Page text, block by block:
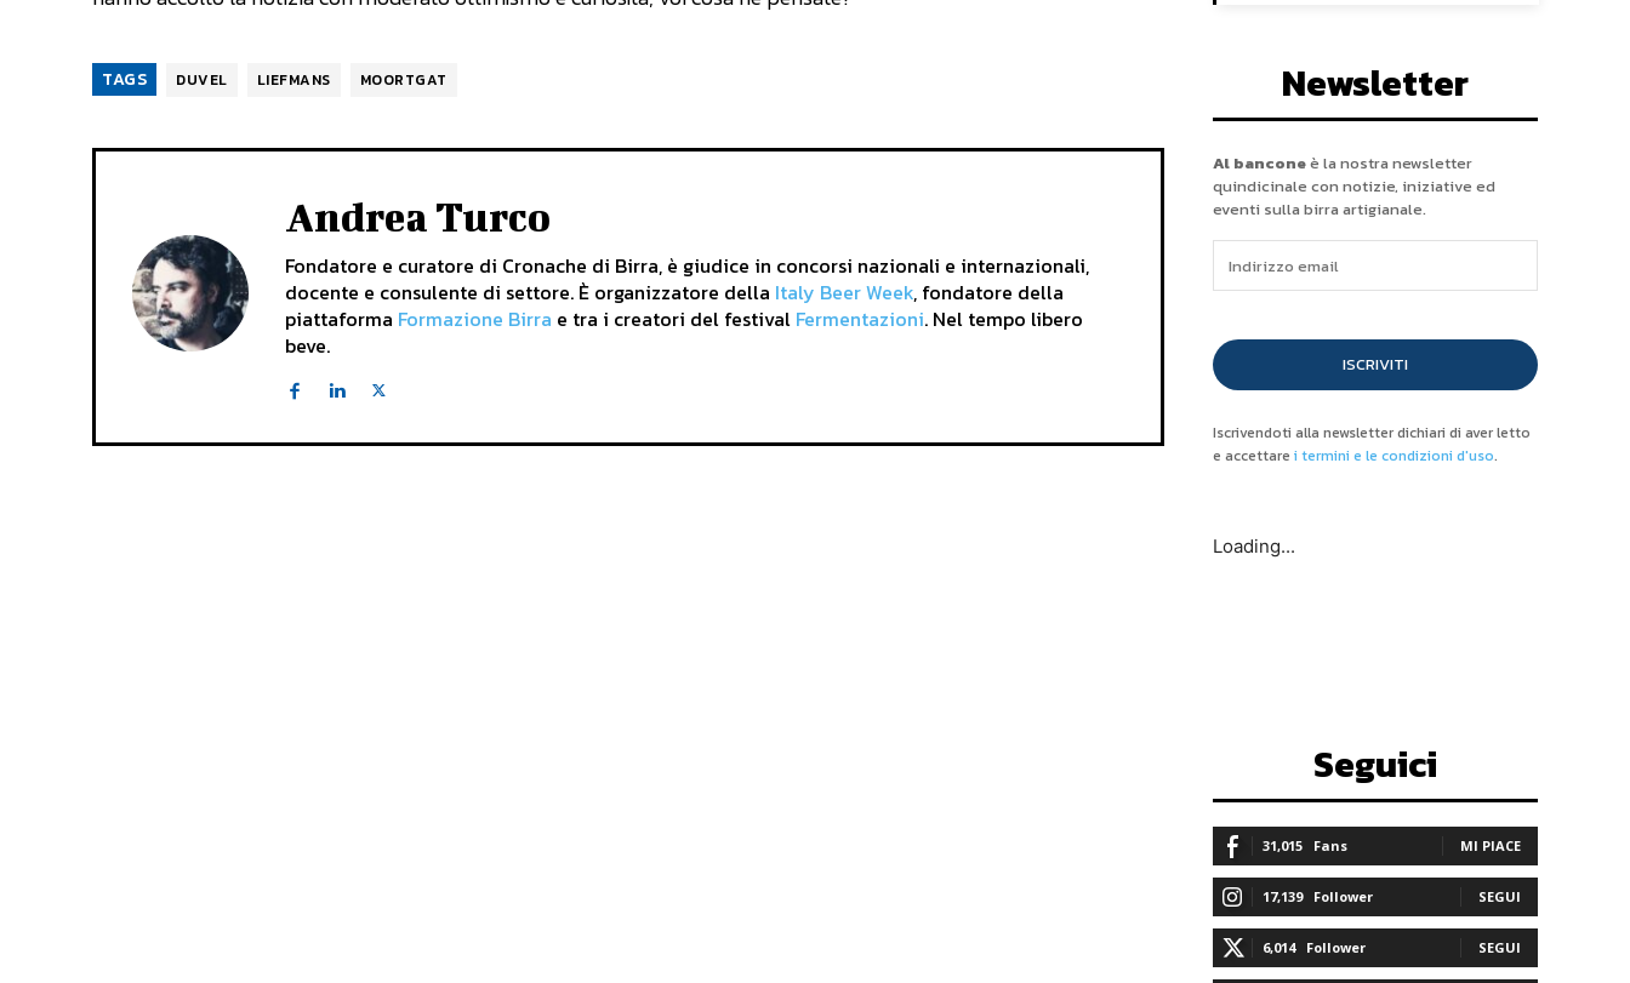
TAGS DUVEL LIEFMANS MOORTGAT
Andrea Turco
Fondatore e curatore di Cronache di Birra, è giudice in concorsi nazionali e internazionali,
docente e consulente di settore. È organizzatore della Italy Beer Week, fondatore della
piattaforma Formazione Birra e tra i creatori del festival Fermentazioni. Nel tempo libero
beve.
Newsletter
Al banconeè la nostra newsletter
quindicinale con notizie, iniziative ed
eventi sulla birra artigianale.
ISCRIVITI
Iscrivendoti alla newsletter dichiari di aver letto
e accettare i termini e le condizioni d'uso.
Loading...
Seguici
31,015 Fans MI PIACE
17,139 Follower SEGUI
6,014 Follower SEGUI